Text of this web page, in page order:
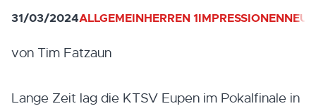
31/03/2024ALLGEMEINHERREN 1IMPRESSIONEN
von Tim Fatzaun
Lange Zeit lag die KTSV Eupen im Pokalfinale in